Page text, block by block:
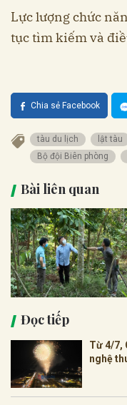
Lực lượng chức
tục tìm kiếm và
Chia sẻ Facebook
tàu du lịch lật tàu
Bộ đội Biên phòng
Bài liên quan
Đọc tiếp
Từ 4/7,
nghệ